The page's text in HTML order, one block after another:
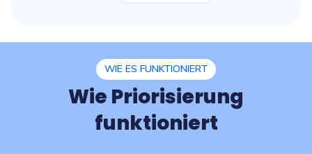
WIE ES FUNKTIONIERT
Wie Priorisierung
funktioniert